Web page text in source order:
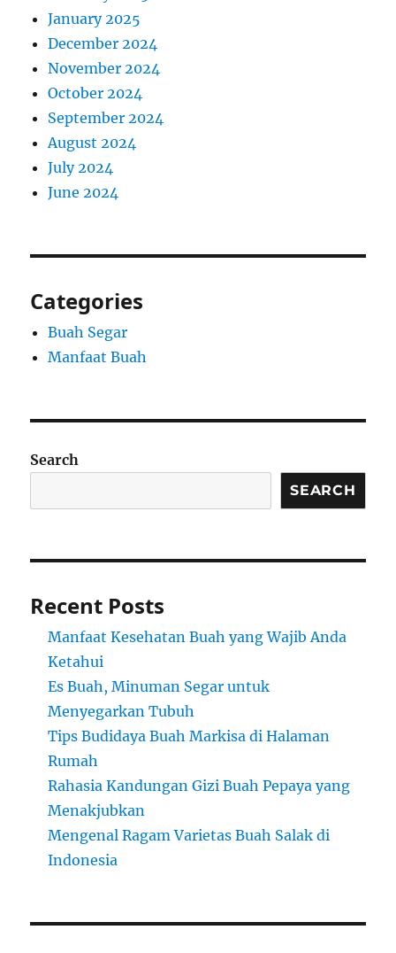
January 2025
December 2024
November 2024
October 2024
September 2024
August 2024
July 2024
June 2024
Categories
Buah Segar
Manfaat Buah
Search
SEARCH
Recent Posts
Manfaat Kesehatan Buah yang Wajib Anda
Ketahui
Es Buah, Minuman Segar untuk
Menyegarkan Tubuh
Tips Budidaya Buah Markisa di Halaman
Rumah
Rahasia Kandungan Gizi Buah Pepaya yang
Menakjubkan
Mengenal Ragam Varietas Buah Salak di
Indonesia